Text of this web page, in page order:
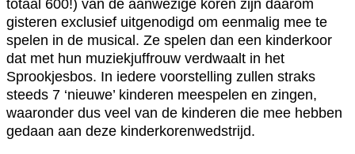
totaal 600!) van de aanwezige koren zijn daarom
gisteren exclusief uitgenodigd om eenmalig mee te
spelen in de musical. Ze spelen dan een kinderkoor
dat met hun muziekjuffrouw verdwaalt in het
Sprookjesbos. In iedere voorstelling zullen straks
steeds 7 ‘nieuwe’ kinderen meespelen en zingen,
waaronder dus veel van de kinderen die mee hebben
gedaan aan deze kinderkorenwedstrijd.